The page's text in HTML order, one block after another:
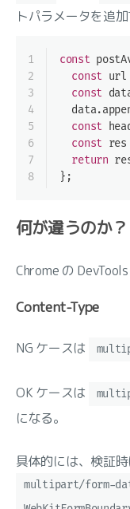
トパラメータを追加
1
2
3
4
5
6
7
8
const
const url
const
const
const res
return
};
何が違うのか？
Chrome の
Content-Type
NG ケースは
OK ケースは
になる。
具体的には、検証
multipart/form-